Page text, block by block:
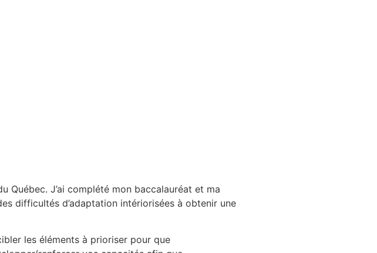
Québec. J’ai complété mon baccalauréat et ma
difficultés d’adaptation intériorisées à obtenir une
les éléments à prioriser pour que